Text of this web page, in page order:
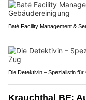
Baté Facility Management &
Die Detektivin – Spezialistin